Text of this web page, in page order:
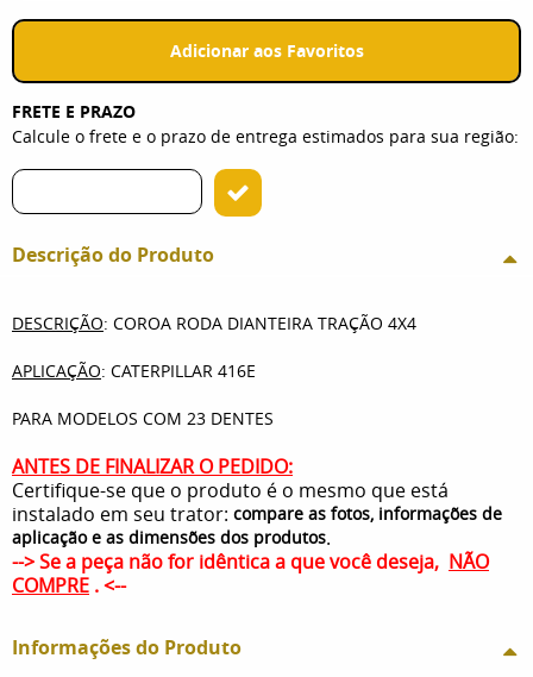
Adicionar aos Favoritos
FRETE E PRAZO
Calcule o frete e o prazo de entrega estimados para sua região:
Descrição do Produto
DESCRIÇÃO: COROA RODA DIANTEIRA TRAÇÃO 4X4
APLICAÇÃO: CATERPILLAR 416E
PARA MODELOS COM 23 DENTES
ANTES DE FINALIZAR O PEDIDO:
Certifique-se que o produto é o mesmo que está
instalado em seu trator: compare as fotos, informações de
aplicação e as dimensões dos produtos.
--> Se a peça não for idêntica a que você deseja, NÃO
COMPRE . <--
Informações do Produto